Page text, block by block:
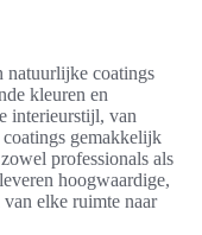
natuurlijke coatings
kleuren en
interieurstijl, van
gemakkelijk
professionals als
hoogwaardige,
elke ruimte naar